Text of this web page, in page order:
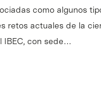
como algunos
retos actuales de la
IBEC, con sede…